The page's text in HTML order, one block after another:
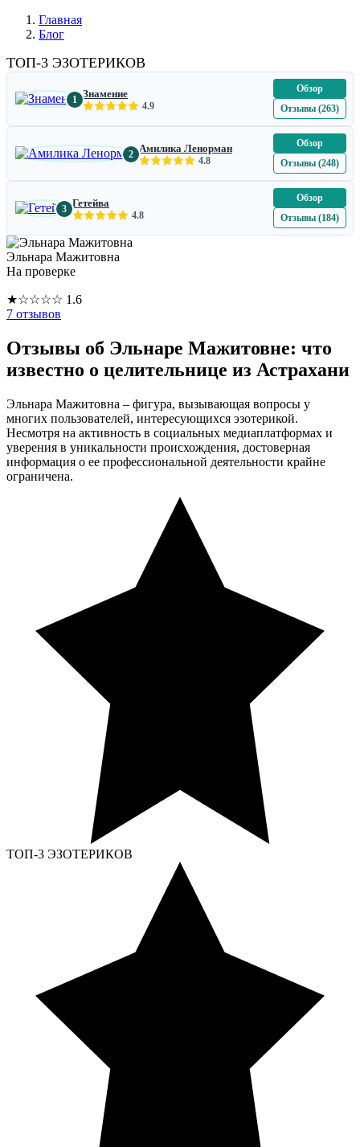
Главная
Блог
ТОП-3 ЭЗОТЕРИКОВ
1 Знамение
4.9
Обзор
Отзывы (263)
2 Амилика Ленорман
4.8
Обзор
Отзывы (248)
3 Гетейва
4.8
Обзор
Отзывы (184)
Эльнара Мажитовна
На проверке
★☆☆☆☆ 1.6
7 отзывов
Отзывы об Эльнаре Мажитовне: что
известно о целительнице из Астрахани
Эльнара Мажитовна – фигура, вызывающая вопросы у
многих пользователей, интересующихся эзотерикой.
Несмотря на активность в социальных медиаплатформах и
уверения в уникальности происхождения, достоверная
информация о ее профессиональной деятельности крайне
ограничена.
ТОП-3 ЭЗОТЕРИКОВ